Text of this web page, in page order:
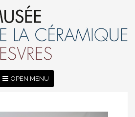
OPEN MENU